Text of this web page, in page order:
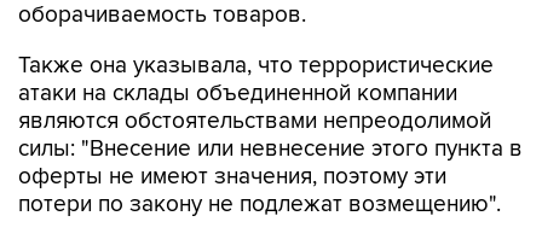
Также она указывала, что террористические
являются обстоятельствами непреодолимой
силы: "Внесение или невнесение этого пункта в
оферты не имеют значения, поэтому эти
потери по закону не подлежат возмещению".
До этого Ким рассказывала, что складские